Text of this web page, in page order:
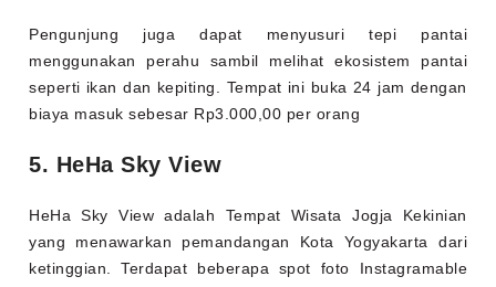
Pengunjung juga dapat menyusuri tepi pantai
menggunakan perahu sambil melihat ekosistem pantai
seperti ikan dan kepiting. Tempat ini buka 24 jam dengan
biaya masuk sebesar Rp3.000,00 per orang
5. HeHa Sky View
HeHa Sky View adalah Tempat Wisata Jogja Kekinian
yang menawarkan pemandangan Kota Yogyakarta dari
ketinggian. Terdapat beberapa spot foto Instagramable